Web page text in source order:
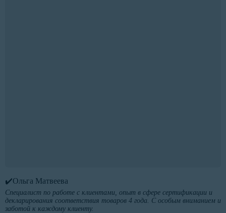
✔️Ольга Матвеева
Специалист по работе с клиентами, опыт в сфере сертификации и
декларирования соответствия товаров 4 года. С особым вниманием и
заботой к каждому клиенту.